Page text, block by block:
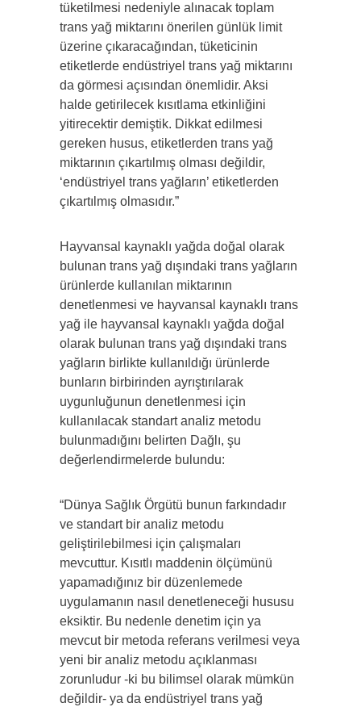
tüketilmesi nedeniyle alınacak toplam
trans yağ miktarını önerilen günlük limit
üzerine çıkaracağından, tüketicinin
etiketlerde endüstriyel trans yağ miktarını
da görmesi açısından önemlidir. Aksi
halde getirilecek kısıtlama etkinliğini
yitirecektir demiştik. Dikkat edilmesi
gereken husus, etiketlerden trans yağ
miktarının çıkartılmış olması değildir,
‘endüstriyel trans yağların’ etiketlerden
çıkartılmış olmasıdır.”
Hayvansal kaynaklı yağda doğal olarak
bulunan trans yağ dışındaki trans yağların
ürünlerde kullanılan miktarının
denetlenmesi ve hayvansal kaynaklı trans
yağ ile hayvansal kaynaklı yağda doğal
olarak bulunan trans yağ dışındaki trans
yağların birlikte kullanıldığı ürünlerde
bunların birbirinden ayrıştırılarak
uygunluğunun denetlenmesi için
kullanılacak standart analiz metodu
bulunmadığını belirten Dağlı, şu
değerlendirmelerde bulundu:
“Dünya Sağlık Örgütü bunun farkındadır
ve standart bir analiz metodu
geliştirilebilmesi için çalışmaları
mevcuttur. Kısıtlı maddenin ölçümünü
yapamadığınız bir düzenlemede
uygulamanın nasıl denetleneceği hususu
eksiktir. Bu nedenle denetim için ya
mevcut bir metoda referans verilmesi veya
yeni bir analiz metodu açıklanması
zorunludur -ki bu bilimsel olarak mümkün
değildir- ya da endüstriyel trans yağ